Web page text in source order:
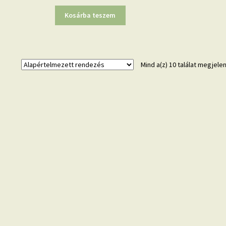
Kosárba teszem
Mind a(z) 10 találat